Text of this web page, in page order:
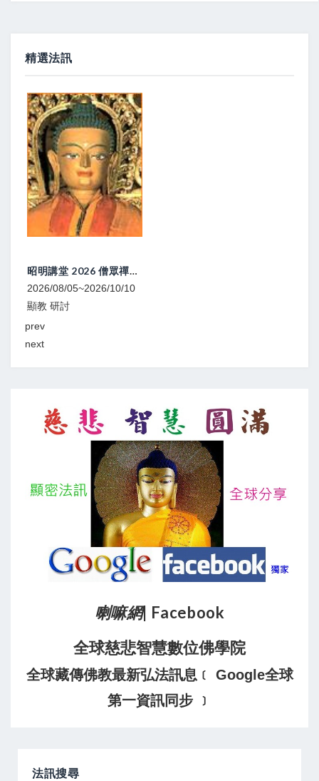
精選法訊
昭明講堂 2026 僧眾禪修研習營
10/10
prev
next
喇嘛網| Facebook
全球慈悲智慧數位佛學院
全球藏傳佛教最新弘法訊息﹝ Google全球
第一資訊同步 ﹞
法訊搜尋